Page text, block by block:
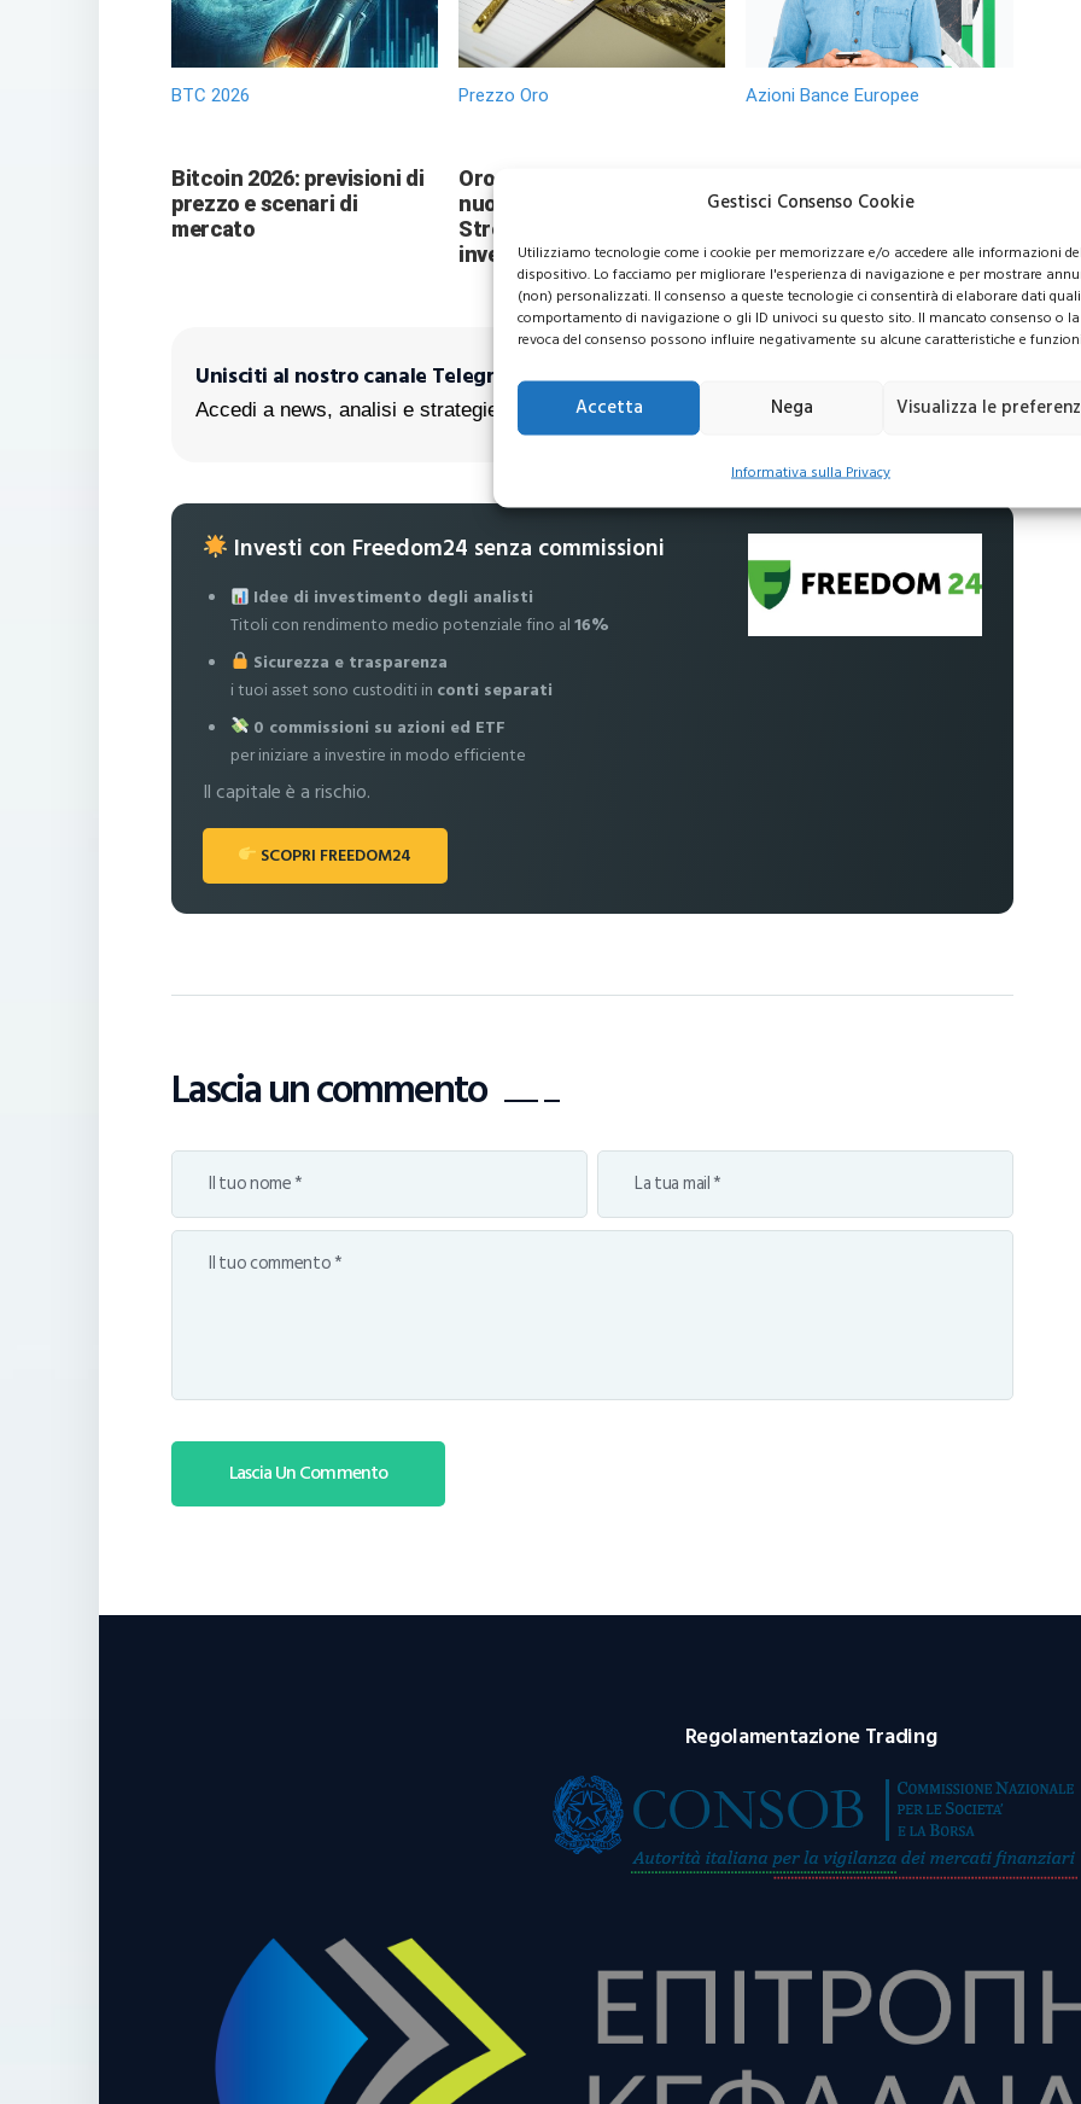
Gestisci Consenso Cookie
Utilizziamo tecnologie come i cookie per memorizzare e/o accedere alle informazioni del
dispositivo. Lo facciamo per migliorare l'esperienza di navigazione e per mostrare
(non) personalizzati. Il consenso a queste tecnologie ci consentirà di elaborare dati
comportamento di navigazione o gli ID univoci su questo sito. Il mancato consenso o la
revoca del consenso possono influire negativamente su alcune caratteristiche e
Accetta Nega Visualizza le
Informativa sulla Privacy
BTC 2026
Bitcoin 2026: previsioni di
prezzo e scenari di
mercato
Prezzo Oro
Oro verso 6.000 dollari? Le
nuove previsioni di Wall
Street sorprendono gli
investitori
Azioni Bance Europee
mettere nel mirino nei
Unisciti al nostro canale Telegram!
Accedi a news, analisi e strategie esclusive per i tuoi investimenti
Investi con Freedom24 senza commissioni
Idee di investimento degli analisti
Titoli con rendimento medio potenziale fino al16%
Sicurezza e trasparenza
i tuoi asset sono custoditi in conti separati
0 commissioni su azioni ed ETF
per iniziare a investire in modo efficiente
Il capitale è a rischio.
SCOPRI FREEDOM24
Lascia un commento
Regolamentazione Trading